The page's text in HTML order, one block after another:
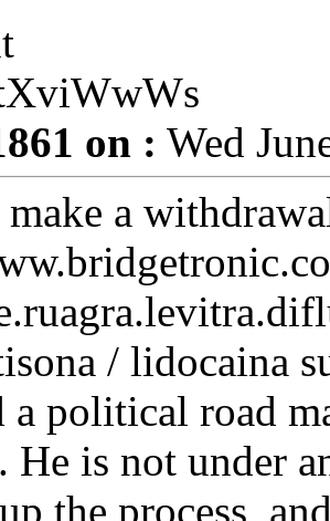
on : Wed
a
/ lidocaina
a political road
He is not under
the process,